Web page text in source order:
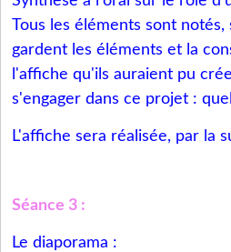
Tous les éléments sont
gardent les éléments et la
l'affiche qu'ils auraient pu
s'engager dans ce projet :
L'affiche sera réalisée, par la
Séance 3 :
Le diaporama :